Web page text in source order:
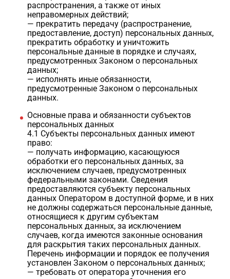
распространения, а также от иных
неправомерных действий;
— прекратить передачу (распространение,
предоставление, доступ) персональных данных,
прекратить обработку и уничтожить
персональные данные в порядке и случаях,
предусмотренных Законом о персональных
данных;
— исполнять иные обязанности,
предусмотренные Законом о персональных
данных.
Основные права и обязанности субъектов
персональных данных
4.1 Субъекты персональных данных имеют
право:
— получать информацию, касающуюся
обработки его персональных данных, за
исключением случаев, предусмотренных
федеральными законами. Сведения
предоставляются субъекту персональных
данных Оператором в доступной форме, и в них
не должны содержаться персональные данные,
относящиеся к другим субъектам
персональных данных, за исключением
случаев, когда имеются законные основания
для раскрытия таких персональных данных.
Перечень информации и порядок ее получения
установлен Законом о персональных данных;
— требовать от оператора уточнения его